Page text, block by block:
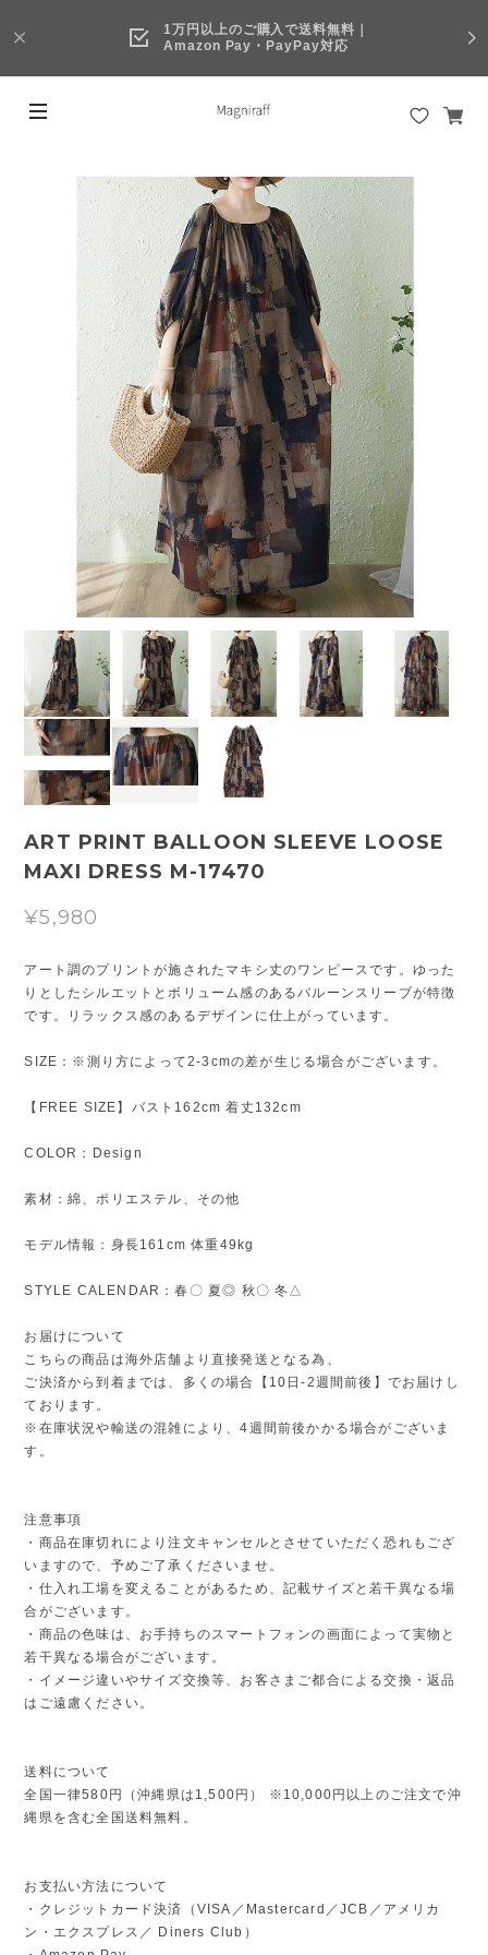
1万円以上のご購入で送料無料｜
Amazon Pay・PayPay対応
ART PRINT BALLOON SLEEVE LOOSE
MAXI DRESS M-17470
¥5,980
アート調のプリントが施されたマキシ丈のワンピースです。ゆった
りとしたシルエットとボリューム感のあるバルーンスリーブが特徴
です。リラックス感のあるデザインに仕上がっています。
SIZE：※測り方によって2-3cmの差が生じる場合がございます。
【FREE SIZE】バスト162cm 着丈132cm
COLOR：Design
素材：綿、ポリエステル、その他
モデル情報：身長161cm 体重49kg
STYLE CALENDAR：春〇 夏◎ 秋〇 冬△
お届けについて
こちらの商品は海外店舗より直接発送となる為、
ご決済から到着までは、多くの場合【10日-2週間前後】でお届けし
ております。
※在庫状況や輸送の混雑により、4週間前後かかる場合がございま
す。
注意事項
・商品在庫切れにより注文キャンセルとさせていただく恐れもござ
いますので、予めご了承くださいませ。
・仕入れ工場を変えることがあるため、記載サイズと若干異なる場
合がございます。
・商品の色味は、お手持ちのスマートフォンの画面によって実物と
若干異なる場合がございます。
・イメージ違いやサイズ交換等、お客さまご都合による交換・返品
はご遠慮ください。
送料について
全国一律580円（沖縄県は1,500円） ※10,000円以上のご注文で沖
縄県を含む全国送料無料。
お支払い方法について
・クレジットカード決済（VISA／Mastercard／JCB／アメリカ
ン・エクスプレス／ Diners Club）